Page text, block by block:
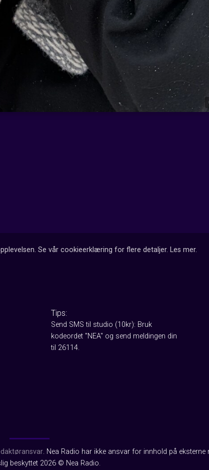
Se vår cookieerklæring for flere detaljer. Les mer.
Tips:
Send SMS til studio (10kr): Bruk
kodeordet "NEA" og send meldingen din
til 26114.
. Nea Radio har ikke ansvar for innhold på
beskyttet 2026 © Nea Radio.